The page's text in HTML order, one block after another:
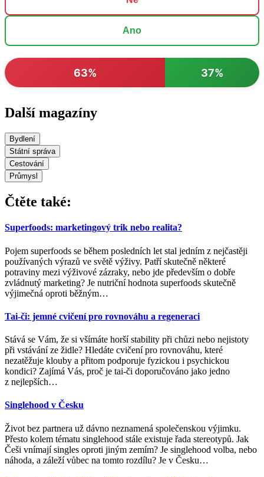
Ano
63% 37%
Další magazíny
Bydlení
Státní správa
Cestování
Průmysl
Čtěte také:
Superfoods: marketingový trik nebo realita?
Pojem superfoods se během posledních let stal jedním z nejčastěji
používaných výrazů ve světě výživy. Patří skutečně některé
potraviny mezi výživové zázraky, nebo jde především o dobře
zvládnutý marketing? Je nutriční hodnota superfoods skutečně
výjimečná oproti běžným…
Tai-či: jemné cvičení pro rovnováhu a regeneraci
Stává se Vám, že si všímáte horší stability při chůzi nebo nejistoty
při vstávání ze židle? Hledáte cvičení pro rovnováhu, které
nezatěžuje klouby a přitom podporuje fyzickou i psychickou
kondici? Zajímá Vás, proč je tai-či doporučováno jako jedno
z nejlepších…
Singlehood v Česku
Život bez partnera už dávno neznamená společenskou výjimku.
Přesto kolem tématu singlehood stále existuje řada stereotypů. Jak
Češi vnímají singles oproti jiným zemím? Je singlehood volba, nebo
náhoda, a záleží vůbec na tomto rozdílu? Je v Česku…